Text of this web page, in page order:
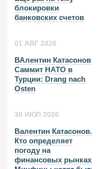
блокировки
банковских счетов
01 АВГ 2026
ВАлентин Катасонов.
Саммит НАТО в
Турции: Drang nach
Osten
30 ИЮЛ 2026
Валентин Катасонов.
Кто определяет
погоду на
финансовых рынках?